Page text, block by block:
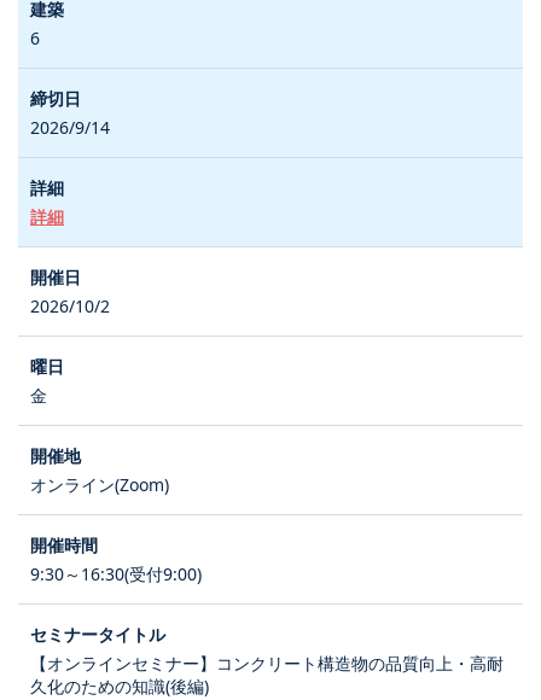
6
2026/9/14
詳細
2026/10/2
金
オンライン(Zoom)
9:30～16:30(受付9:00)
【オンラインセミナー】コンクリート構造物の品質向上・高耐
久化のための知識(後編)